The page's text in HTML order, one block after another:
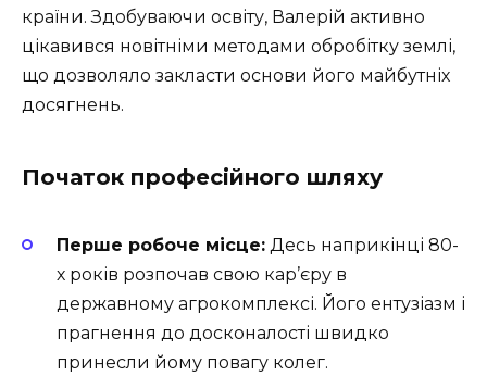
країни. Здобуваючи освіту, Валерій активно
цікавився новітніми методами обробітку землі,
що дозволяло закласти основи його майбутніх
досягнень.
Початок професійного шляху
Перше робоче місце: Десь наприкінці 80-
х років розпочав свою кар’єру в
державному агрокомплексі. Його ентузіазм і
прагнення до досконалості швидко
принесли йому повагу колег.